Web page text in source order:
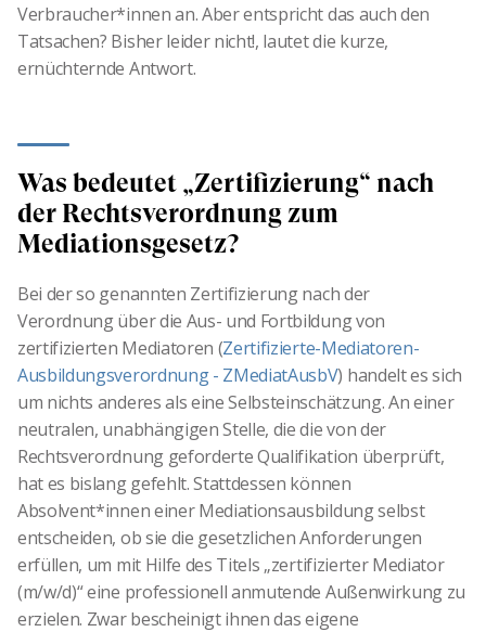
Verbraucher*innen an. Aber entspricht das auch den
Tatsachen? Bisher leider nicht!, lautet die kurze,
ernüchternde Antwort.
Was bedeutet „Zertifizierung“ nach
der Rechtsverordnung zum
Mediationsgesetz?
Bei der so genannten Zertifizierung nach der
Verordnung über die Aus- und Fortbildung von
zertifizierten Mediatoren (Zertifizierte-Mediatoren-
Ausbildungsverordnung - ZMediatAusbV) handelt es sich
um nichts anderes als eine Selbsteinschätzung. An einer
neutralen, unabhängigen Stelle, die die von der
Rechtsverordnung geforderte Qualifikation überprüft,
hat es bislang gefehlt. Stattdessen können
Absolvent*innen einer Mediationsausbildung selbst
entscheiden, ob sie die gesetzlichen Anforderungen
erfüllen, um mit Hilfe des Titels „zertifizierter Mediator
(m/w/d)“ eine professionell anmutende Außenwirkung zu
erzielen. Zwar bescheinigt ihnen das eigene